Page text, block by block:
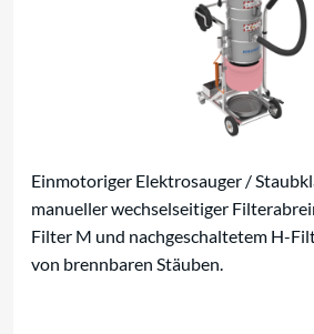
Einmotoriger Elektrosauger /
manueller wechselseitiger
Filter M und nachgeschaltetem H-
von brennbaren Stäuben.